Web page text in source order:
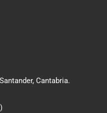
Cantabria.